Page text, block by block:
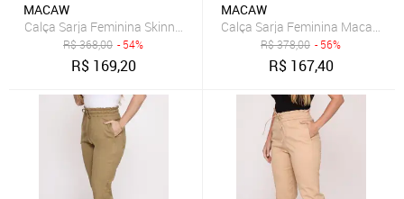
MACAW
Calça Sarja Feminina Skinny Cintura Alta com Elastano Caqui
R$368,00 - 54%
R$ 169,20
MACAW
Calça Sarja Feminina Macaw
R$378,00 - 56%
R$ 167,40